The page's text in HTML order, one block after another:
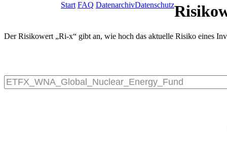
Start FAQ DatenarchivDatenschutz
Der Risikowert „Ri-x“ gibt an, wie hoch das aktuelle Risiko eines